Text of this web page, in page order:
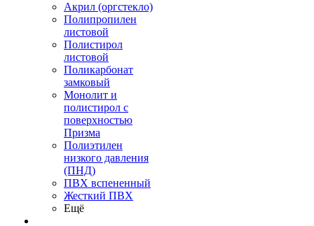
Акрил (оргстекло)
Полипропилен
листовой
Полистирол
листовой
Поликарбонат
замковый
Монолит и
полистирол с
поверхностью
Призма
Полиэтилен
низкого давления
(ПНД)
ПВХ вспененный
Жесткий ПВХ
Ещё